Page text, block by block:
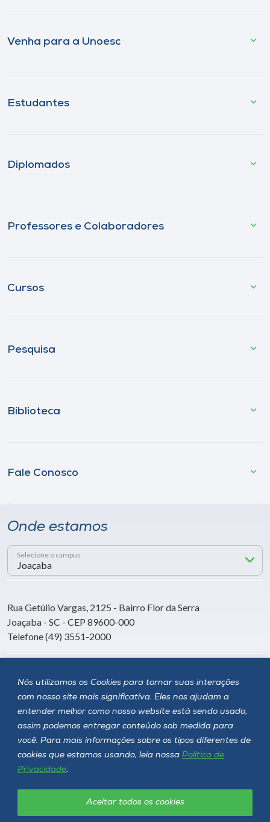
Nós utilizamos os Cookies para tornar suas interações
com nosso site mais significativa. Eles nos ajudam a
entender melhor como nosso website está sendo usado,
assim podemos entregar conteúdo sob medida para
você. Para mais informações sobre os tipos diferentes de
cookies que estamos usando, leia nossa Política de
Privacidade.
Aceitar todos os cookies
Venha para a Unoesc
Estudantes
Diplomados
Professores e Colaboradores
Cursos
Pesquisa
Biblioteca
Fale Conosco
Onde estamos
Selecione o campus
Rua Getúlio Vargas, 2125 - Bairro Flor da Serra
Joaçaba - SC - CEP 89600-000
Telefone (49) 3551-2000
Siga a Unoesc
Política de privacidade LGPD